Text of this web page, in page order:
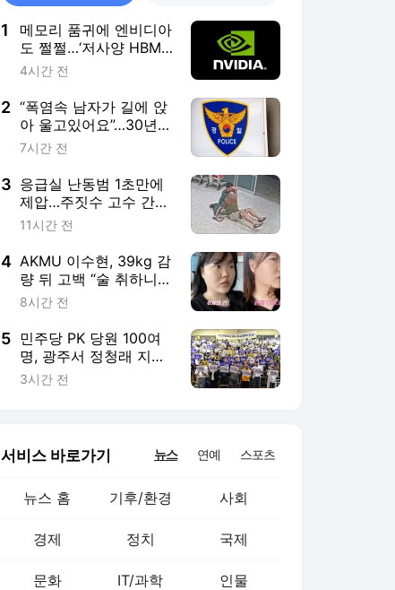
1
메모리 품귀에 엔비디아
도 쩔쩔…‘저사양 HBM’
활용 검토
4시간 전
2 “폭염속 남자가 길에 앉
아 울고있어요”…30년전
실종자였다
7시간 전
3 응급실 난동범 1초만에
제압…주짓수 고수 간호
사
11시간 전
4 AKMU 이수현, 39kg 감
량 뒤 고백 “술 취하니
토할 때까지 먹어…몸
8시간 전
5 민주당 PK 당원 100여
명, 광주서 정청래 지지
선언
3시간 전
서비스 바로가기 뉴스 연예 스포츠
뉴스 홈 기후/환경 사회
경제 정치 국제
문화 IT/과학 인물